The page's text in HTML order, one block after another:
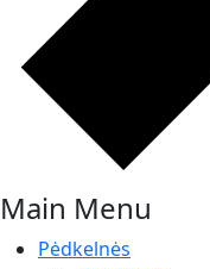
Main Menu
Pėdkelnės